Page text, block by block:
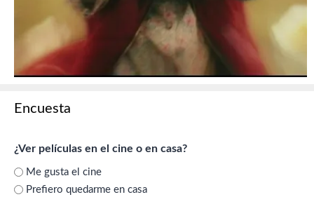
Encuesta
¿Ver películas en el cine o en casa?
Me gusta el cine
Prefiero quedarme en casa